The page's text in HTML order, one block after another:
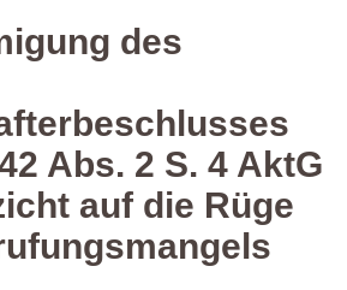
des
Abs. 2 S. 4 AktG
auf die Rüge